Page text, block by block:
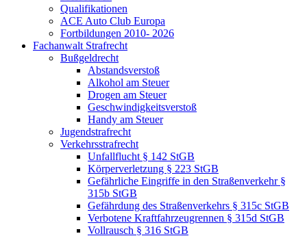
Qualifikationen
ACE Auto Club Europa
Fortbildungen 2010- 2026
Fachanwalt Strafrecht
Bußgeldrecht
Abstandsverstoß
Alkohol am Steuer
Drogen am Steuer
Geschwindigkeitsverstoß
Handy am Steuer
Jugendstrafrecht
Verkehrsstrafrecht
Unfallflucht § 142 StGB
Körperverletzung § 223 StGB
Gefährliche Eingriffe in den Straßenverkehr §
315b StGB
Gefährdung des Straßenverkehrs § 315c StGB
Verbotene Kraftfahrzeugrennen § 315d StGB
Vollrausch § 316 StGB